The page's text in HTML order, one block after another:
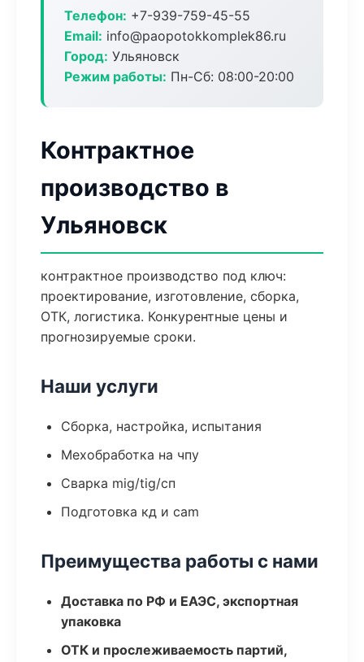
Телефон: +7-939-759-45-55
Email: info@paopotokkomplek86.ru
Город: Ульяновск
Режим работы: Пн-Сб: 08:00-20:00
Контрактное
производство в
Ульяновск
контрактное производство под ключ:
проектирование, изготовление, сборка,
ОТК, логистика. Конкурентные цены и
прогнозируемые сроки.
Наши услуги
Сборка, настройка, испытания
Мехобработка на чпу
Сварка mig/tig/сп
Подготовка кд и cam
Преимущества работы с нами
Доставка по РФ и ЕАЭС, экспортная
упаковка
ОТК и прослеживаемость партий,